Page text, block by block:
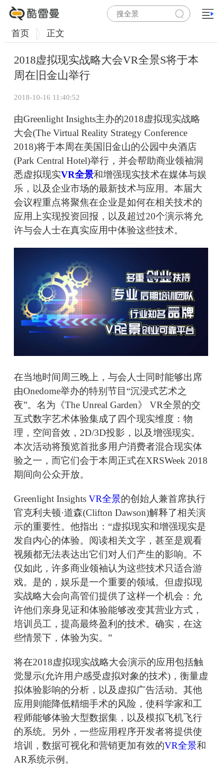
首页 正文
2018虚拟现实战略大会VR全景S将于本
周在旧金山举行
2018-10-16 11:40:52
由Greenlight Insights主办的2018虚拟现实战略
大会(The Virtual Reality Strategy Conference
2018)将于本周在美国旧金山的公园中央酒店
(Park Central Hotel)举行，并会帮助商业领袖洞
悉虚拟现实VR全景和增强现实技术在媒体与娱
乐，以及企业市场的最新技术与应用。本届大
会议程重点将聚焦在企业是如何在相关技术的
应用上实现投资回报，以及超过20个演示将允
许与会人士在真实应用中体验这些技术。
在当地时间周三晚上，与会人士同时能够出席
由Onedome举办的特别节目“沉浸式艺术之
夜”。名为《The Unreal Garden》 VR全景的交
互式数字艺术体验集成了四个现实维度：物
理，空间音效，2D/3D投影，以及增强现实。
本次活动将预览首批多用户消费者混合现实体
验之一，而它们会于本周正式在XRSWeek 2018
期间向公众开放。
Greenlight Insights VR全景的创始人兼首席执行
官克利夫顿·道森(Clifton Dawson)解释了相关演
示的重要性。他指出：“虚拟现实和增强现实是
发自内心的体验。阅读相关文字，甚至是观看
视频都无法表达出它们对人们产生的影响。不
仅如此，许多商业领袖认为这些技术只适合游
戏。是的，娱乐是一个重要的领域。但虚拟现
实战略大会向高管们提供了这样一个机会：允
许他们亲身见证和体验能够改变其营业方式，
培训员工，提高最终盈利的技术。确实，在这
些情景下，体验为实。”
将在2018虚拟现实战略大会演示的应用包括触
觉显示(允许用户感受虚拟对象的技术)，衡量虚
拟体验影响的分析，以及虚拟广告活动。其他
应用则能降低精细手术的风险，使科学家和工
程师能够体验大型数据集，以及模拟飞机飞行
的系统。另外，一些应用程序开发者将提供使
培训，数据可视化和营销更加有效的VR全景和
AR系统示例。